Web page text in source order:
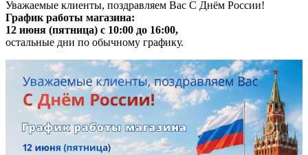
Уважаемые клиенты, поздравляем Вас С Днём России!
График работы магазина:
12 июня (пятница) с 10:00 до 16:00,
остальные дни по обычному графику.